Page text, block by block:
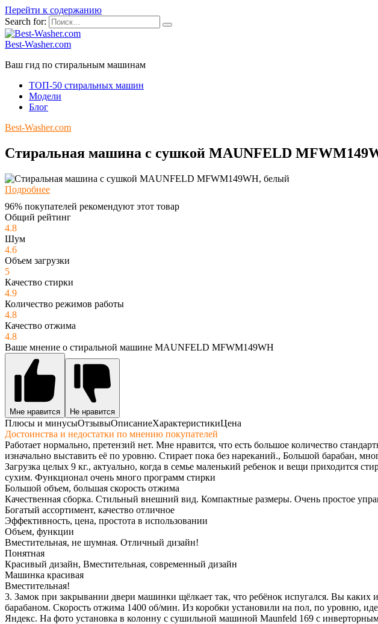
Перейти к содержанию
Search for:
Best-Washer.com
Ваш гид по стиральным машинам
ТОП-50 стиральных машин
Модели
Блог
Best-Washer.com
Стиральная машина с сушкой MAUNFELD
Подробнее
96% покупателей рекомендуют этот товар
Общий рейтинг
4.8
Шум
4.6
Объем загрузки
5
Качество стирки
4.9
Количество режимов работы
4.8
Качество отжима
4.8
Ваше мнение о стиральной машине MAUNFELD MFWM149WH
Мне нравится Не нравится
Плюсы и минусыОтзывыОписаниеХарактеристикиЦена
Достоинства и недостатки по мнению покупателей
Работает нормально, претензий нет. Мне нравится, что есть большое количество
изначально выставить её по уровню. Стирает пока без нареканий., Большой барабан,
Загрузка целых 9 кг., актуально, когда в семье маленький ребенок и вещи приходится
сухим. Функционал очень много программ стирки
Большой объем, большая скорость отжима
Качественная сборка. Стильный внешний вид. Компактные размеры. Очень простое
Богатый ассортимент, качество отличное
Эффективность, цена, простота в использовании
Объем, функции
Вместительная, не шумная. Отличный дизайн!
Понятная
Красивый дизайн, Вместительная, современный дизайн
Машинка красивая
Вместительная!
3. Замок при закрывании двери машинки щёлкает так, что ребёнок испугался. Вы
барабаном. Скорость отжима 1400 об/мин. Из коробки установили на пол, по уровню,
Яндекс. На фото установка в колонну с сушильной машиной Maunfeld 169 с